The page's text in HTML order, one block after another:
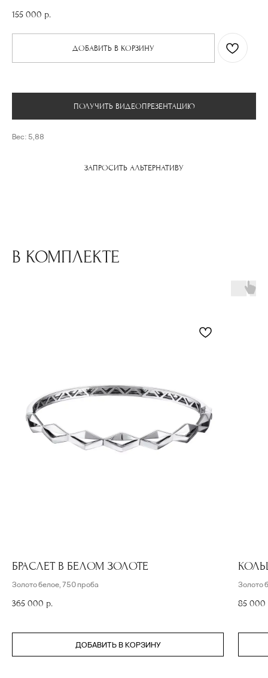
155 000 р.
ДОБАВИТЬ В КОРЗИНУ
ПОЛУЧИТЬ ВИДЕОПРЕЗЕНТАЦИЮ
Вес: 5,88
ЗАПРОСИТЬ АЛЬТЕРНАТИВУ
В КОМПЛЕКТЕ
БРАСЛЕТ В БЕЛОМ ЗОЛОТЕ
Золото белое, 750 проба
365 000 р.
ДОБАВИТЬ В КОРЗИНУ
Золото
85 000